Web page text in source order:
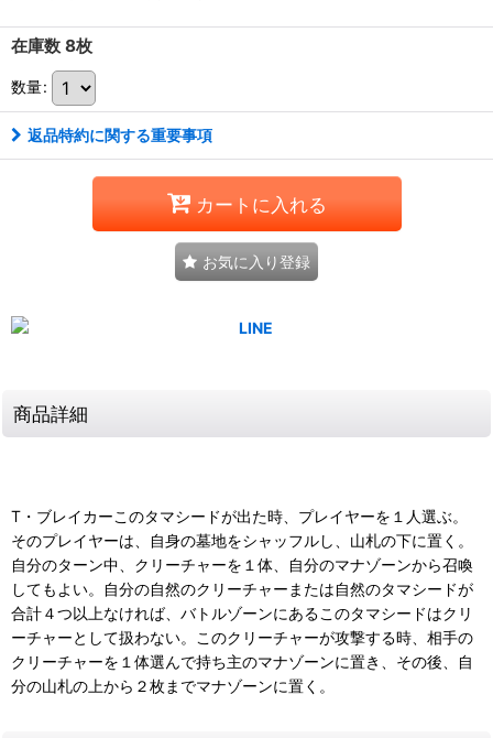
在庫数 8枚
数量:
返品特約に関する重要事項
カートに入れる
お気に入り登録
商品詳細
T・ブレイカーこのタマシードが出た時、プレイヤーを１人選ぶ。
そのプレイヤーは、自身の墓地をシャッフルし、山札の下に置く。
自分のターン中、クリーチャーを１体、自分のマナゾーンから召喚
してもよい。自分の自然のクリーチャーまたは自然のタマシードが
合計４つ以上なければ、バトルゾーンにあるこのタマシードはクリ
ーチャーとして扱わない。このクリーチャーが攻撃する時、相手の
クリーチャーを１体選んで持ち主のマナゾーンに置き、その後、自
分の山札の上から２枚までマナゾーンに置く。